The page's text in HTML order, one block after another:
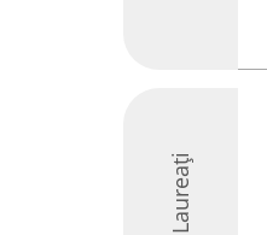
Laureați